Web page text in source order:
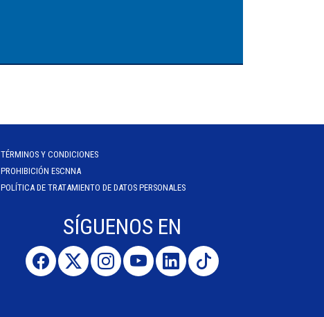
TÉRMINOS Y CONDICIONES
PROHIBICIÓN ESCNNA
POLÍTICA DE TRATAMIENTO DE DATOS PERSONALES
SÍGUENOS EN